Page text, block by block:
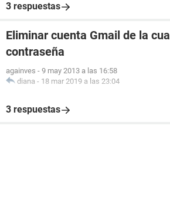
3 respuestas
Eliminar cuenta Gmail de la
contraseña
againves - 9 may 2013 a las 16:58
diana - 18 mar 2019 a las 23:04
3 respuestas